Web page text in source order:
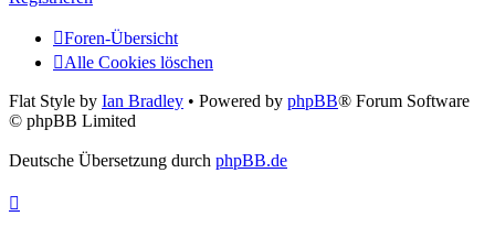
Foren-Übersicht
Alle Cookies löschen
Flat Style by Ian Bradley • Powered by phpBB® Forum Software
© phpBB Limited
Deutsche Übersetzung durch phpBB.de